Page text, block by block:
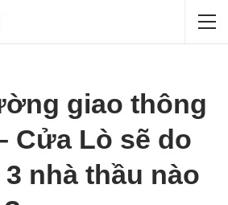
giao thông
Cửa Lò sẽ do
nhà thầu nào